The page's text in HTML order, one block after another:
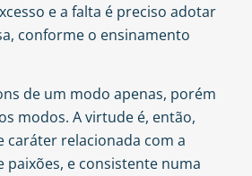
e a falta é preciso adotar
conforme o ensinamento
de um modo apenas, porém
modos. A virtude é, então,
caráter relacionada com a
paixões, e consistente numa